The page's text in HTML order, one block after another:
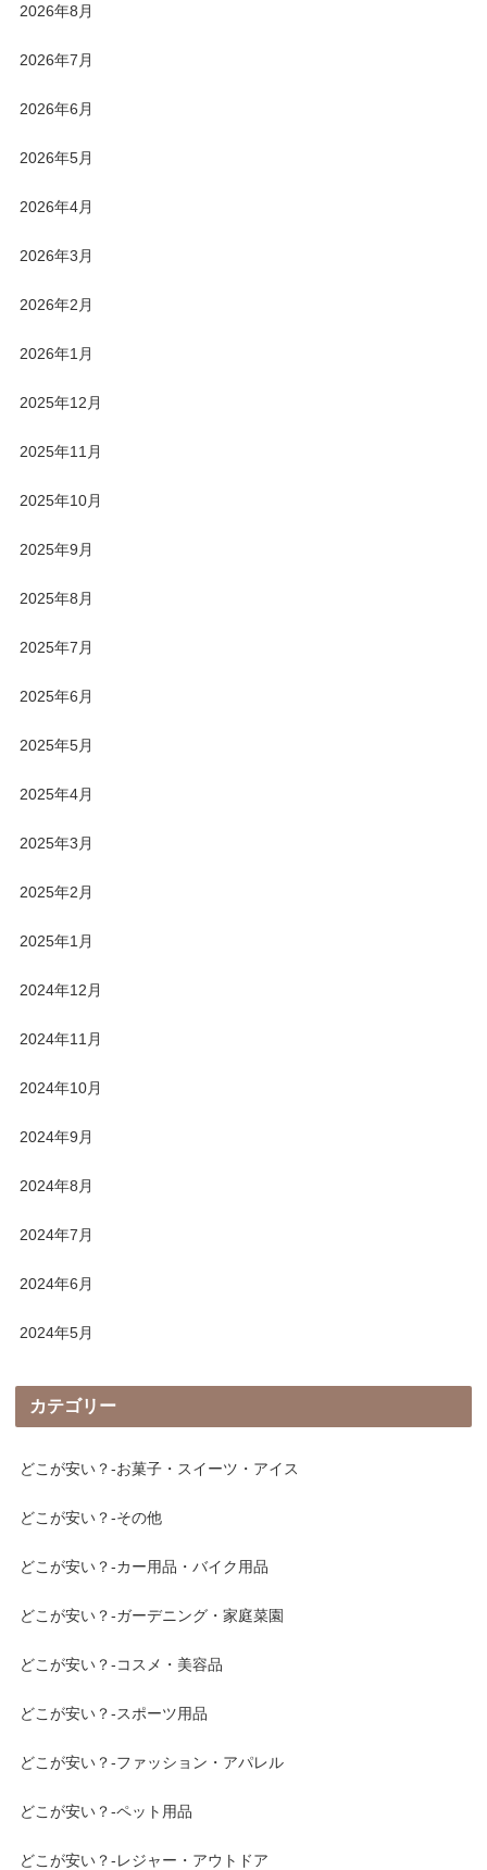
2026年8月
2026年7月
2026年6月
2026年5月
2026年4月
2026年3月
2026年2月
2026年1月
2025年12月
2025年11月
2025年10月
2025年9月
2025年8月
2025年7月
2025年6月
2025年5月
2025年4月
2025年3月
2025年2月
2025年1月
2024年12月
2024年11月
2024年10月
2024年9月
2024年8月
2024年7月
2024年6月
2024年5月
カテゴリー
どこが安い？-お菓子・スイーツ・アイス
どこが安い？-その他
どこが安い？-カー用品・バイク用品
どこが安い？-ガーデニング・家庭菜園
どこが安い？-コスメ・美容品
どこが安い？-スポーツ用品
どこが安い？-ファッション・アパレル
どこが安い？-ペット用品
どこが安い？-レジャー・アウトドア